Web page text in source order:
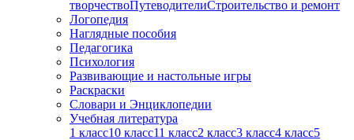
творчествоПутеводителиСтроительство и ремонт
Логопедия
Наглядные пособия
Педагогика
Психология
Развивающие и настольные игры
Раскраски
Словари и Энциклопедии
Учебная литература
1 класс10 класс11 класс2 класс3 класс4 класс5